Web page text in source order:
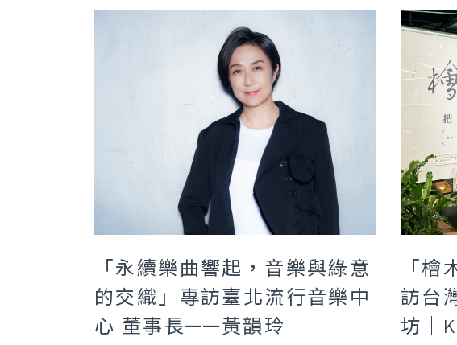
「永續樂曲響起，音樂與綠意
的交織」專訪臺北流行音樂中
心 董事長——黃韻玲
「檜
訪台
坊｜